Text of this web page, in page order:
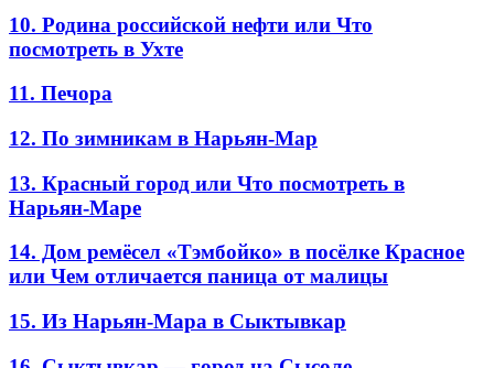
10. Родина российской нефти или Что
посмотреть в Ухте
11. Печора
12. По зимникам в Нарьян-Мар
13. Красный город или Что посмотреть в
Нарьян-Маре
14. Дом ремёсел «Тэмбойко» в посёлке Красное
или Чем отличается паница от малицы
15. Из Нарьян-Мара в Сыктывкар